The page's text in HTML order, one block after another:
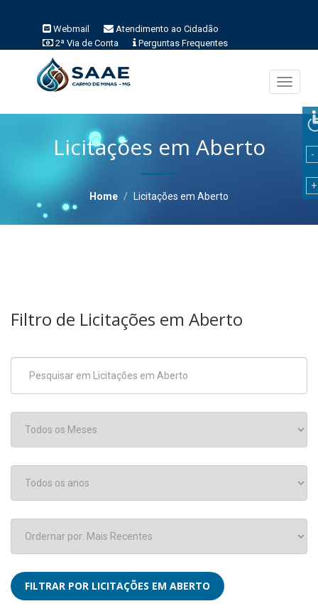
Webmail
Atendimento ao Cidadão
2ª Via de Conta
Perguntas Frequentes
Toggle
Licitações em Aberto
Home Licitações em Aberto
Filtro de Licitações em Aberto